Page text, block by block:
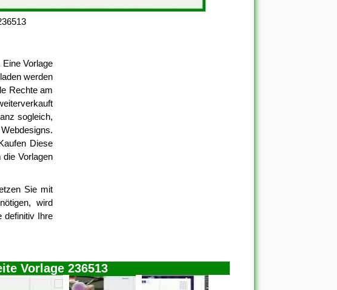
Vorlage
werden
Rechte am
sogleich,
Diese
Vorlagen
Sie mit
wird
definitiv Ihre
Vorlage 236513